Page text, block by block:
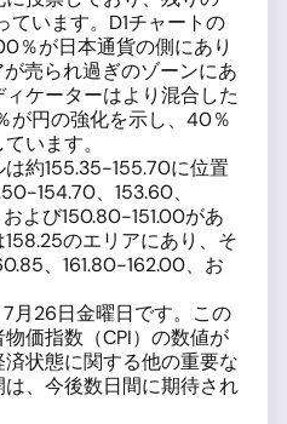
います。D1チャートの
％が日本通貨の側にあり
売られ過ぎのゾーンにあ
ケーターはより混合した
が円の強化を示し、40％
います。
約155.35-155.70に位置
154.70、153.60、
よび150.80-151.00があ
のエリアにあり、そ
、161.80-162.00、お
月26日金曜日です。この
価指数（CPI）の数値が
状態に関する他の重要な
、今後数日間に期待され